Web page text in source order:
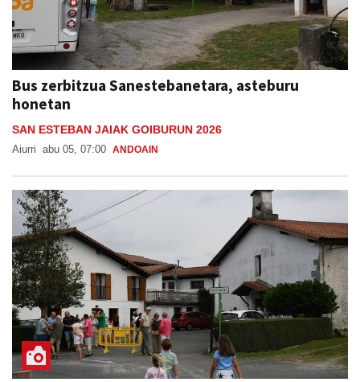
Bus zerbitzua Sanestebanetara, asteburu
honetan
SAN ESTEBAN JAIAK GOIBURUN 2026
Aiurri abu 05, 07:00 ANDOAIN